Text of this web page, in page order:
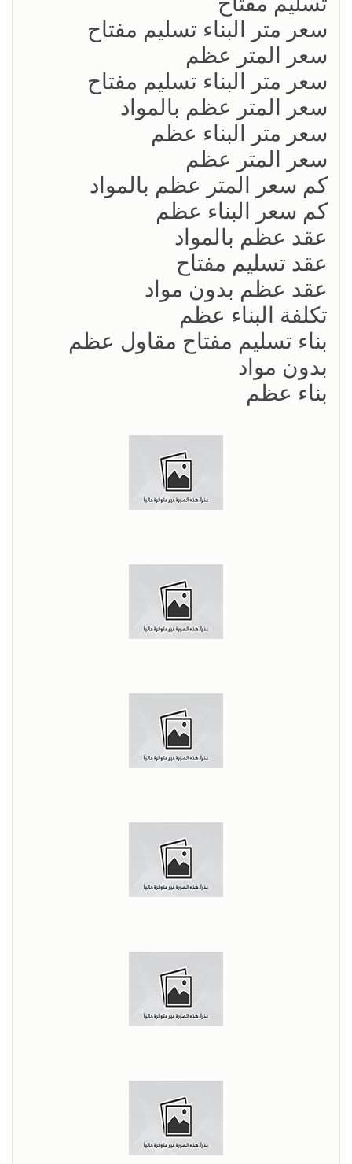
سعر متر البناء تسليم مفتاح
سعر المتر عظم
سعر متر البناء تسليم مفتاح
سعر المتر عظم بالمواد
سعر متر البناء عظم
سعر المتر عظم
كم سعر المتر عظم بالمواد
كم سعر البناء عظم
عقد عظم بالمواد
عقد تسليم مفتاح
عقد عظم بدون مواد
تكلفة البناء عظم
بناء تسليم مفتاح مقاول عظم
بدون مواد
بناء عظم